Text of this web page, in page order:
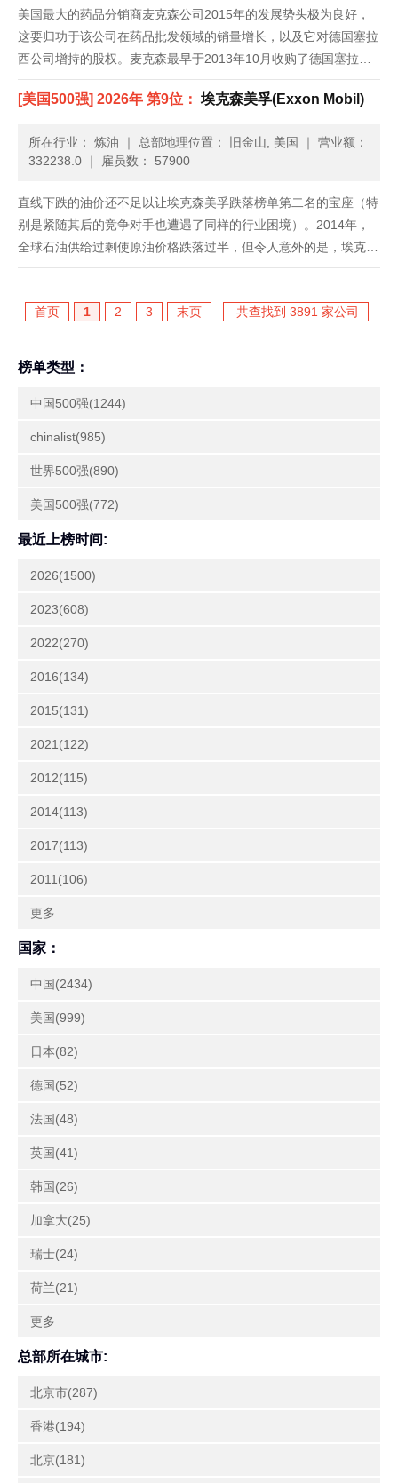
美国最大的药品分销商麦克森公司2015年的发展势头极为良好，
这要归功于该公司在药品批发领域的销量增长，以及它对德国塞拉
西公司增持的股权。麦克森最早于2013年10月收购了德国塞拉西
公司50.1%的股份，从而使其在全球通用药物市场上占据了更大的
份额。去年年初，总部位于美国旧金山的麦克森公司一举收购了
[美国500强] 2026年 第9位： 埃克森美孚(Exxon Mobil)
所在行业： 炼油 ｜ 总部地理位置： 旧金山, 美国 ｜ 营业额：
332238.0 ｜ 雇员数： 57900
直线下跌的油价还不足以让埃克森美孚跌落榜单第二名的宝座（特
别是紧随其后的竞争对手也遭遇了同样的行业困境）。2014年，
全球石油供给过剩使原油价格跌落过半，但令人意外的是，埃克森
美孚2014年收入跌幅（6.1%）却小于2013年。其2014年净利润基
首页
1 2 3 末页 共查找到 3891 家公司
榜单类型：
中国500强(1244)
chinalist(985)
世界500强(890)
美国500强(772)
最近上榜时间:
2026(1500)
2023(608)
2022(270)
2016(134)
2015(131)
2021(122)
2012(115)
2014(113)
2017(113)
2011(106)
更多
国家：
中国(2434)
美国(999)
日本(82)
德国(52)
法国(48)
英国(41)
韩国(26)
加拿大(25)
瑞士(24)
荷兰(21)
更多
总部所在城市:
北京市(287)
香港(194)
北京(181)